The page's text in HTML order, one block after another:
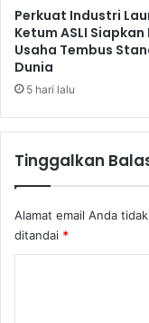
a
n
T
e
g
a
s
S
i
e
r
g
Perkuat Industri
Ketum ASLI Siapkan
Usaha Tembus
Dunia
5 hari lalu
Tinggalkan
Alamat email Anda
ditandai *